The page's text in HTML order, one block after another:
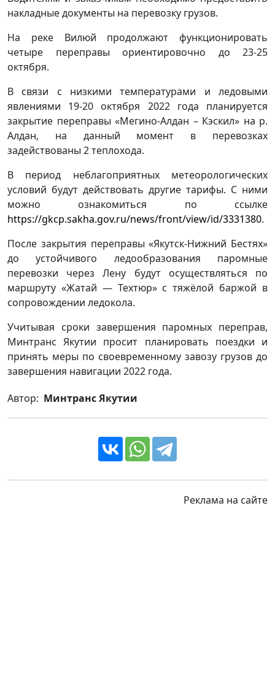
накладные документы на перевозку грузов.
На реке Вилюй продолжают функционировать
четыре переправы ориентировочно до 23-25
октября.
В связи с низкими температурами и ледовыми
явлениями 19-20 октября 2022 года планируется
закрытие переправы «Мегино-Алдан – Кэскил» на р.
Алдан, на данный момент в перевозках
задействованы 2 теплохода.
В период неблагоприятных метеорологических
условий будут действовать другие тарифы. С ними
можно ознакомиться по ссылке
https://gkcp.sakha.gov.ru/news/front/view/id/3331380.
После закрытия переправы «Якутск-Нижний Бестях»
до устойчивого ледообразования паромные
перевозки через Лену будут осуществляться по
маршруту «Жатай — Техтюр» с тяжёлой баржой в
сопровождении ледокола.
Учитывая сроки завершения паромных переправ,
Минтранс Якутии просит планировать поездки и
принять меры по своевременному завозу грузов до
завершения навигации 2022 года.
Автор: Минтранс Якутии
Реклама на сайте